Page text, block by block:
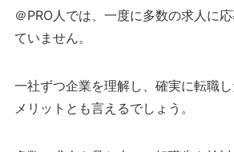
＠PRO人では、一度に多数の求人に
ていません。
一社ずつ企業を理解し、確実に転職
メリットとも言えるでしょう。